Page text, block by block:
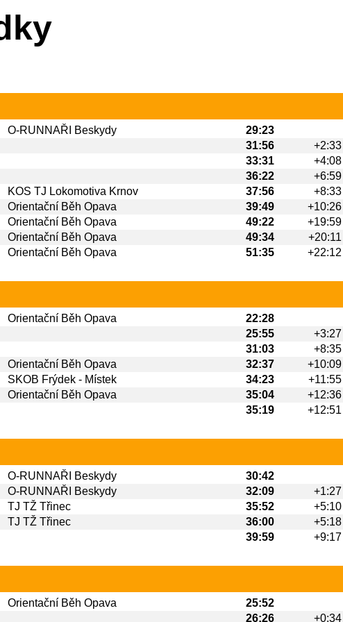
O-RUNNAŘI Beskydy 29:23
31:56 +2:33
33:31 +4:08
36:22 +6:59
KOS TJ Lokomotiva Krnov 37:56 +8:33
Orientační Běh Opava 39:49 +10:26
Orientační Běh Opava 49:22 +19:59
Orientační Běh Opava 49:34 +20:11
Orientační Běh Opava 51:35 +22:12
Orientační Běh Opava 22:28
25:55 +3:27
31:03 +8:35
Orientační Běh Opava 32:37 +10:09
SKOB Frýdek - Místek 34:23 +11:55
Orientační Běh Opava 35:04 +12:36
35:19 +12:51
O-RUNNAŘI Beskydy 30:42
O-RUNNAŘI Beskydy 32:09 +1:27
TJ TŽ Třinec 35:52 +5:10
TJ TŽ Třinec 36:00 +5:18
39:59 +9:17
Orientační Běh Opava 25:52
26:26 +0:34